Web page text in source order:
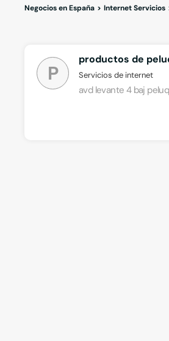
Negocios en España Internet Servicios
P
productos de
Servicios de internet
avd levante 4 baj